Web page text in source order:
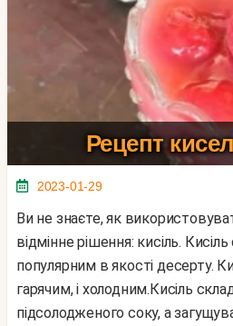
Рецепт
2023-01-29
Ви не знаєте, як використовувати улюблену ягоду? Є
відмінне рішення: кисіль.
популярним в якості десерту.
гарячим, і холодним.Кисіль
підсолодженого соку, а